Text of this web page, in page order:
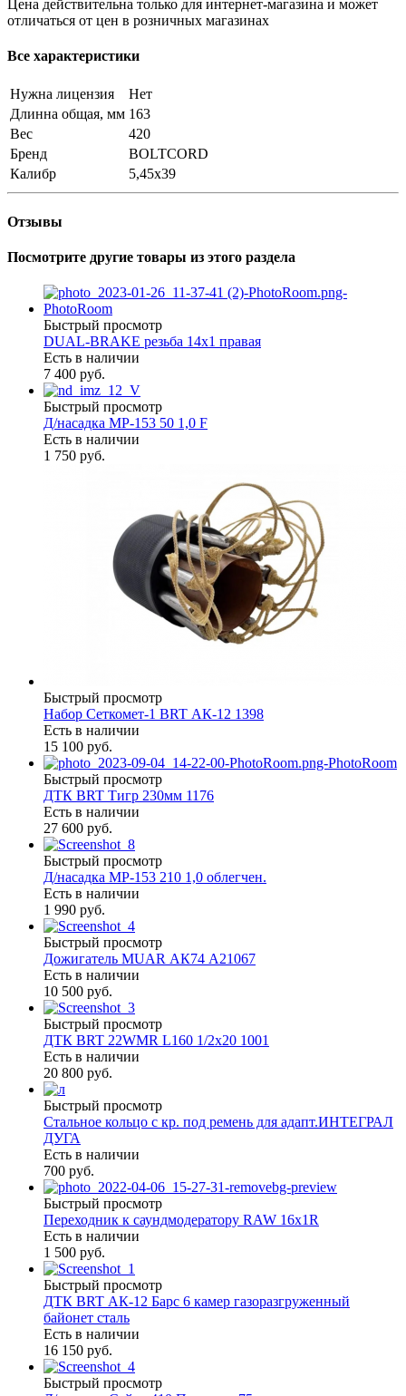
Цена действительна только для интернет-магазина и может
отличаться от цен в розничных магазинах
Все характеристики
Нужна лицензия
Нет
Длинна общая, мм 163
Вес
420
Бренд
BOLTCORD
Калибр
5,45х39
Отзывы
Посмотрите другие товары из этого раздела
Быстрый просмотр
DUAL-BRAKE резьба 14х1 правая
Есть в наличии
7 400 руб.
Быстрый просмотр
Д/насадка МР-153 50 1,0 F
Есть в наличии
1 750 руб.
Быстрый просмотр
Набор Сеткомет-1 BRT АК-12 1398
Есть в наличии
15 100 руб.
Быстрый просмотр
ДТК BRT Тигр 230мм 1176
Есть в наличии
27 600 руб.
Быстрый просмотр
Д/насадка МР-153 210 1,0 облегчен.
Есть в наличии
1 990 руб.
Быстрый просмотр
Дожигатель MUAR АК74 А21067
Есть в наличии
10 500 руб.
Быстрый просмотр
ДТК BRT 22WMR L160 1/2х20 1001
Есть в наличии
20 800 руб.
Быстрый просмотр
Cтальное кольцо с кр. под ремень для адапт.ИНТЕГРАЛ
ДУГА
Есть в наличии
700 руб.
Быстрый просмотр
Переходник к саундмодератору RAW 16х1R
Есть в наличии
1 500 руб.
Быстрый просмотр
ДТК BRT АК-12 Барс 6 камер газоразгруженный
байонет сталь
Есть в наличии
16 150 руб.
Быстрый просмотр